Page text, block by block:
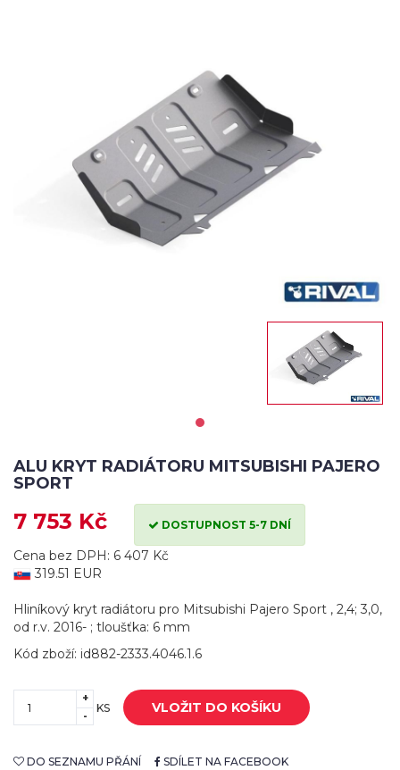
ALU KRYT RADIÁTORU MITSUBISHI PAJERO
SPORT
7 753 Kč DOSTUPNOST 5-7 DNÍ
Cena bez DPH: 6 407 Kč
319.51 EUR
Hliníkový kryt radiátoru pro Mitsubishi Pajero Sport , 2,4; 3,0,
od r.v. 2016- ; tloušťka: 6 mm
Kód zboží: id882-2333.4046.1.6
+
-
KS VLOŽIT DO KOŠÍKU
DO SEZNAMU PŘÁNÍ SDÍLET NA FACEBOOK